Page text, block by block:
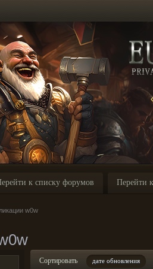
к списку форумов Перейти
w0w
Сортировать дате обновления